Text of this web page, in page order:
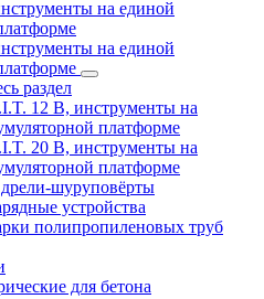
на единой
на единой
раздел
12 В, инструменты на
платформе
20 В, инструменты на
платформе
шуруповёрты
устройства
полипропиленовых труб
для бетона